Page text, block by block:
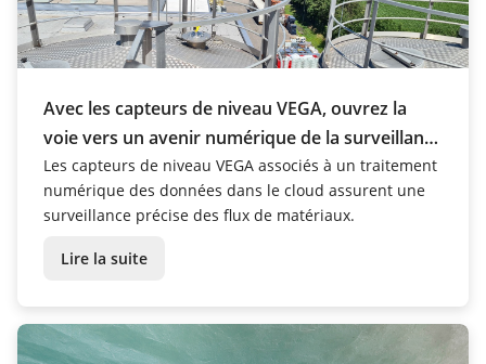
Avec les capteurs de niveau VEGA, ouvrez la
voie vers un avenir numérique de la surveillance
des matériaux
Les capteurs de niveau VEGA associés à un traitement
numérique des données dans le cloud assurent une
surveillance précise des flux de matériaux.
Lire la suite